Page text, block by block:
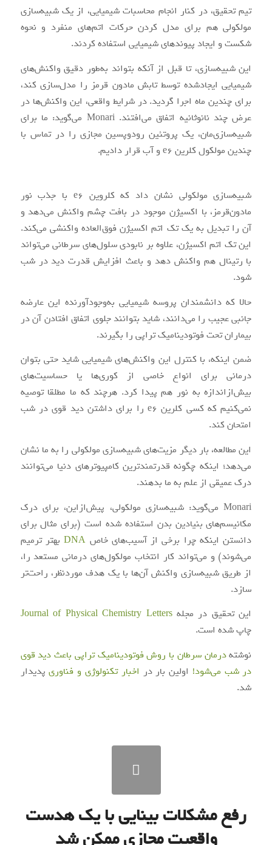
تیم تحقیق، در کنار انجام محاسبات شیمیایی، از یک شبیه‌سازی
مولکولی هم برای مدل کردن حرکات اتم‌های منفرد و نحوه
شکست و ایجاد پیوندهای شیمیایی استفاده کردند.
این شبیه‌سازی، تا قبل از آنکه بتواند به‌طور دقیق واکنش‌های
شیمیایی ایجادشده توسط تابش مادون قرمز را مدل‌سازی کند،
برای چندین ماه اجرا گردید. در شرایط واقعی، این واکنش‌ها در
عرض چند نانوثانیه اتفاق می‌افتند. Monari می‌گوید: ما برای
شبیه‌سازی‌مان، یک پروتئین رودوپسین مجازی را در تماس با
چندین مولکول کلرین e6 و آب قرار دادیم.
شبیه‌سازی مولکولی نشان داد که کلروین e6 با جذب نور
مادون‌قرمز، با اکسیژن موجود در بافت چشم واکنش می‌دهد و
آن را تبدیل به یک تک اتم اکسیژن فوق‌العاده واکنشی می‌کند.
این تک اتم اکسیژن، علاوه بر نابودی سلول‌های سرطانی می‌تواند
با رتینال هم واکنش دهد و باعث افزایش قدرت دید در شب
شود.
حالا که دانشمندان پروسه شیمیایی به‌وجودآورنده این عارضه
جانبی عجیب را می‌دانند، شاید بتوانند جلوی اتفاق افتادن آن در
بیماران تحت فوتودینامیک تراپی را بگیرند.
ضمن اینکه، با کنترل این واکنش‌های شیمیایی شاید حتی بتوان
درمانی برای انواع خاصی از کوری‌ها یا حساسیت‌های
بیش‌ازاندازه به نور هم پیدا کرد. هرچند که ما مطلقا توصیه
نمی‌کنیم که کسی کلرین e6 را برای داشتن دید قوی در شب
امتحان کند.
این مطالعه، بار دیگر مزیت‌های شبیه‌سازی مولکولی را به ما نشان
می‌دهد؛ اینکه چگونه قدرتمندترین کامپیوترهای دنیا می‌توانند
درک عمیقی از علم به ما بدهند.
Monari می‌گوید: شبیه‌سازی مولکولی، پیش‌ازاین، برای درک
مکانیسم‌های بنیادین بدن استفاده شده است (برای مثال برای
دانستن اینکه چرا برخی از آسیب‌های خاص DNAبهتر ترمیم
می‌‌شوند) و می‌تواند کار انتخاب مولکول‌های درمانی مستعد را،
از طریق شبیه‌سازی واکنش آن‌ها با یک هدف موردنظر، راحت‌تر
سازد.
این تحقیق در مجلهJournal of Physical Chemistry Letters
چاپ شده است.
نوشتهدرمان سرطان با روش فوتودینامیک تراپی باعث دید قوی
در شب می‌شود! اولین بار در اخبار تکنولوژی و فناوریپدیدار
شد.
رفع مشکلات بینایی با یک هدست
واقعیت مجازی ممکن شد